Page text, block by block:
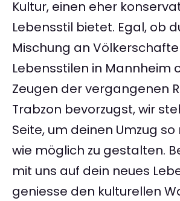
Kultur, einen eher
Lebensstil bietet. Egal, ob
Mischung an
Lebensstilen in Mannheim
Zeugen der vergangenen
Trabzon bevorzugst, wir
Seite, um deinen Umzug
wie möglich zu gestalten.
mit uns auf dein neues
geniesse den kulturellen